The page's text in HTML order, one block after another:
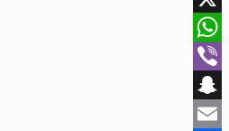
X
WhatsApp
Viber
Snapchat